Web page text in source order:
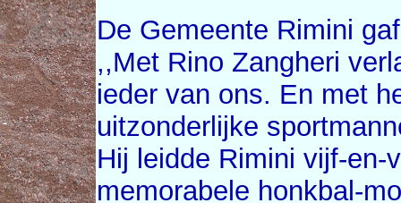
De Gemeente Rimini
,,Met Rino Zangheri
ieder van ons. En met
uitzonderlijke
Hij leidde Rimini vijf-en-
memorabele honkbal-